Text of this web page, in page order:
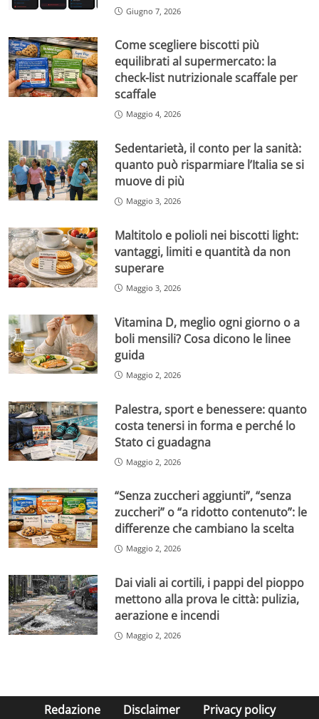
Giugno 7, 2026
Come scegliere biscotti più
equilibrati al supermercato: la
check-list nutrizionale scaffale per
scaffale
Maggio 4, 2026
Sedentarietà, il conto per la sanità:
quanto può risparmiare l’Italia se si
muove di più
Maggio 3, 2026
Maltitolo e polioli nei biscotti light:
vantaggi, limiti e quantità da non
superare
Maggio 3, 2026
Vitamina D, meglio ogni giorno o a
boli mensili? Cosa dicono le linee
guida
Maggio 2, 2026
Palestra, sport e benessere: quanto
costa tenersi in forma e perché lo
Stato ci guadagna
Maggio 2, 2026
“Senza zuccheri aggiunti”, “senza
zuccheri” o “a ridotto contenuto”: le
differenze che cambiano la scelta
Maggio 2, 2026
Dai viali ai cortili, i pappi del pioppo
mettono alla prova le città: pulizia,
aerazione e incendi
Maggio 2, 2026
Redazione Disclaimer Privacy policy